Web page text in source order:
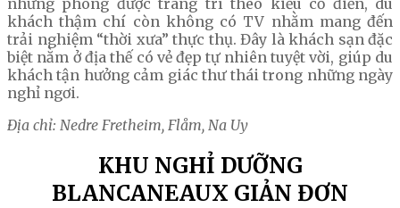
khách thậm chí còn không có TV nhằm mang đến
trải nghiệm “thời xưa” thực thụ. Đây là khách sạn đặc
biệt nằm ở địa thế có vẻ đẹp tự nhiên tuyệt vời, giúp du
khách tận hưởng cảm giác thư thái trong những ngày
nghỉ ngơi.
Địa chỉ: Nedre Fretheim, Flåm, Na Uy
KHU NGHỈ DƯỠNG
BLANCANEAUX GIẢN ĐƠN